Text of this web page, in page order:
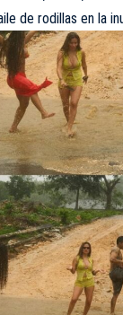
de rodillas en la